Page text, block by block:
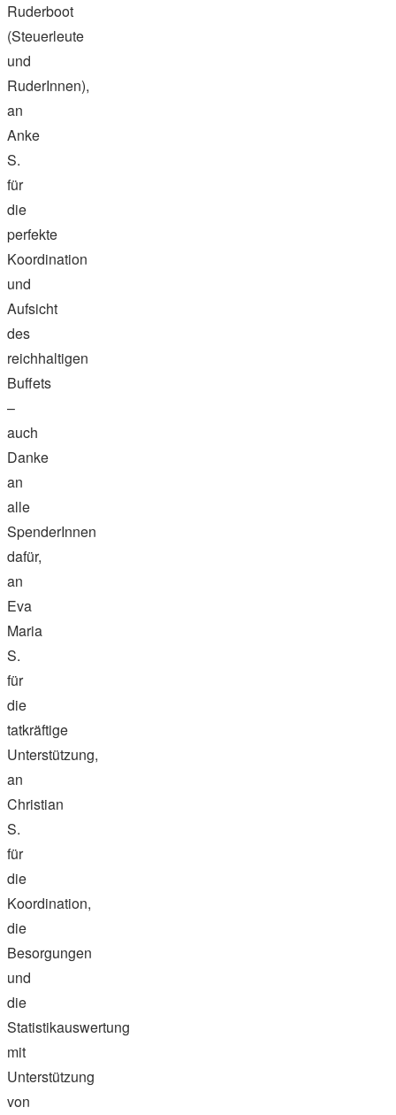
Ruderboot
(Steuerleute
und
RuderInnen),
an
Anke
S.
für
die
perfekte
Koordination
und
Aufsicht
des
reichhaltigen
Buffets
–
auch
Danke
an
alle
SpenderInnen
dafür,
an
Eva
Maria
S.
für
die
tatkräftige
Unterstützung,
an
Christian
S.
für
die
Koordination,
die
Besorgungen
und
die
Statistikauswertung
mit
Unterstützung
von